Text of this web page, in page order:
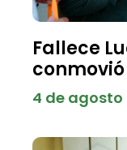
Fallece
4 de agosto